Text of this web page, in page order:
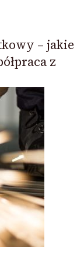
– jakie
z